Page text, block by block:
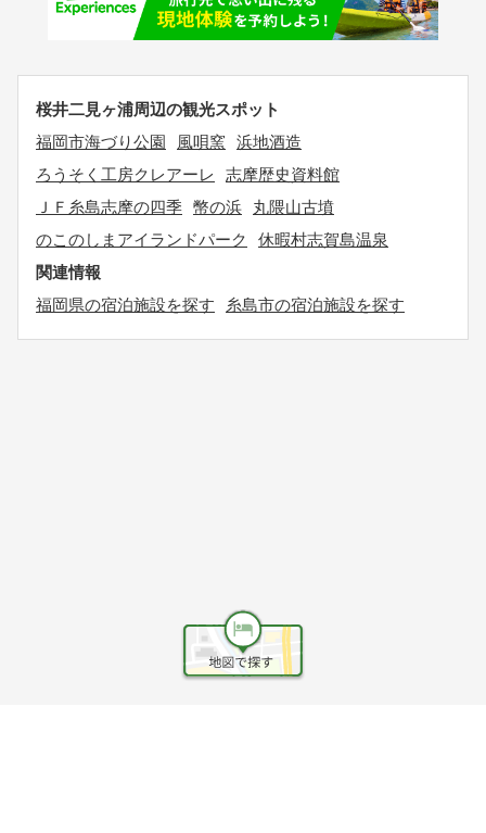
桜井二見ヶ浦周辺の観光スポット
福岡市海づり公園
風唄窯
浜地酒造
ろうそく工房クレアーレ
志摩歴史資料館
ＪＦ糸島志摩の四季 幣の浜
丸隈山古墳
のこのしまアイランドパーク
休暇村志賀島温泉
関連情報
福岡県の宿泊施設を探す
糸島市の宿泊施設を探す